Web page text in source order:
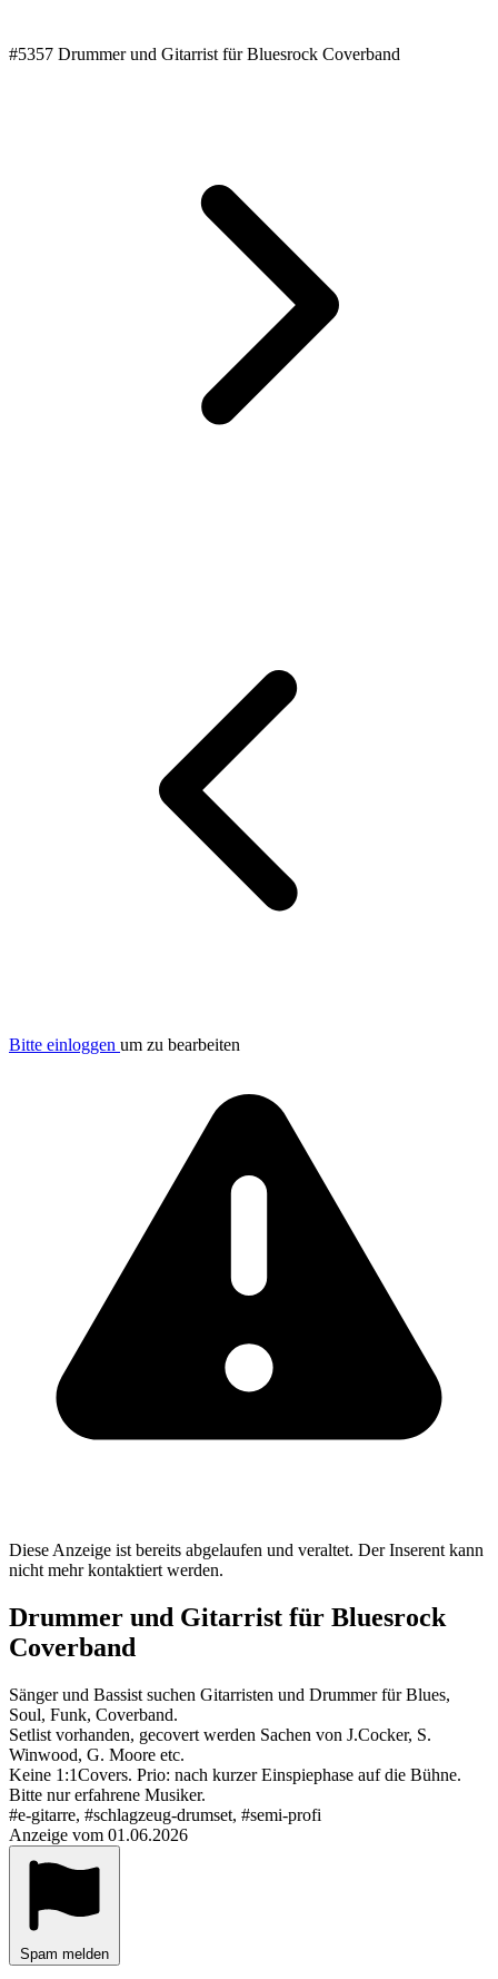
#5357 Drummer und Gitarrist für Bluesrock Coverband
Bitte einloggen um zu bearbeiten
Diese Anzeige ist bereits abgelaufen und veraltet. Der Inserent kann
nicht mehr kontaktiert werden.
Drummer und Gitarrist für Bluesrock
Coverband
Sänger und Bassist suchen Gitarristen und Drummer für Blues,
Soul, Funk, Coverband.
Setlist vorhanden, gecovert werden Sachen von J.Cocker, S.
Winwood, G. Moore etc.
Keine 1:1Covers. Prio: nach kurzer Einspiephase auf die Bühne.
Bitte nur erfahrene Musiker.
#e-gitarre, #schlagzeug-drumset, #semi-profi
Anzeige vom 01.06.2026
Spam melden